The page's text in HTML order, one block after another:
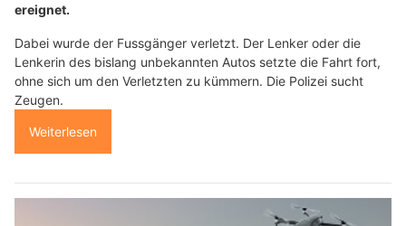
ereignet.
Dabei wurde der Fussgänger verletzt. Der Lenker oder die
Lenkerin des bislang unbekannten Autos setzte die Fahrt fort,
ohne sich um den Verletzten zu kümmern. Die Polizei sucht
Zeugen.
Weiterlesen